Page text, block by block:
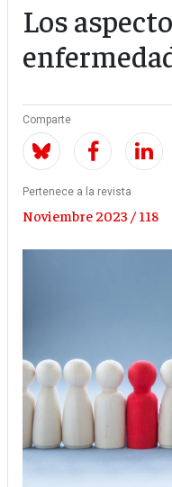
Los
Comparte
Pertenece a la revista
Noviembre 2023 / 118